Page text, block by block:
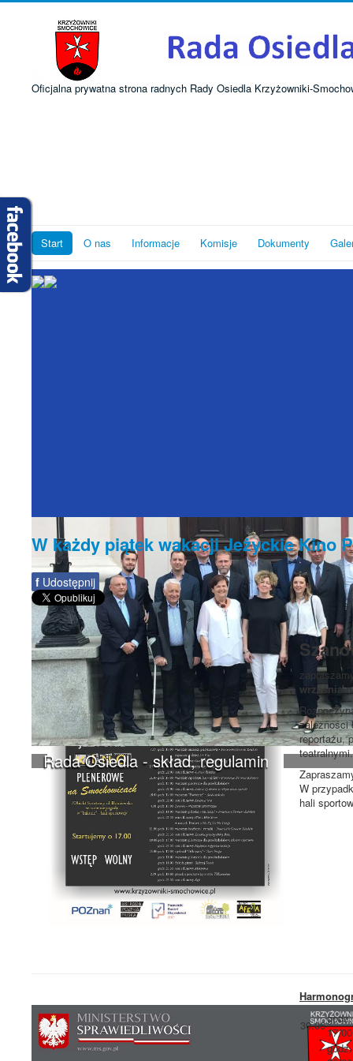
Oficjalna prywatna strona radnych Rady Osiedla Krzyżowniki-
Start O nas Informacje Komisje Dokumenty
Rada Osiedla - skład, regulamin
W każdy piątek wakacji Jeżyckie Kino
f Udostępnij
września
zależności
reportażu,
W
hali
30.06godz.
17.00
godz.